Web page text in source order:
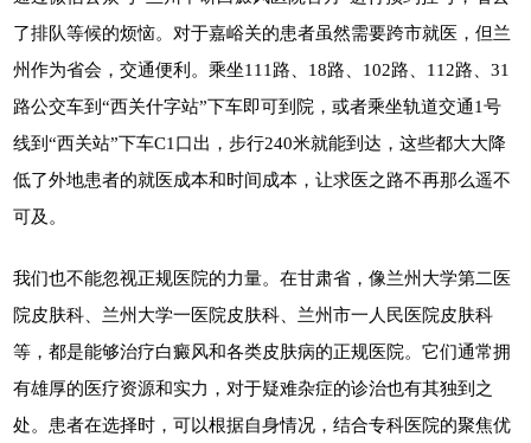
了排队等候的烦恼。对于嘉峪关的患者虽然需要跨市就医，但兰
州作为省会，交通便利。乘坐111路、18路、102路、112路、31
路公交车到“西关什字站”下车即可到院，或者乘坐轨道交通1号
线到“西关站”下车C1口出，步行240米就能到达，这些都大大降
低了外地患者的就医成本和时间成本，让求医之路不再那么遥不
可及。
我们也不能忽视正规医院的力量。在甘肃省，像兰州大学第二医
院皮肤科、兰州大学一医院皮肤科、兰州市一人民医院皮肤科
等，都是能够治疗白癜风和各类皮肤病的正规医院。它们通常拥
有雄厚的医疗资源和实力，对于疑难杂症的诊治也有其独到之
处。患者在选择时，可以根据自身情况，结合专科医院的聚焦优